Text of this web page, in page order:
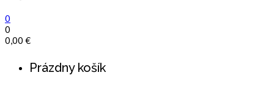
0
0
0,00 €
Prázdny košík